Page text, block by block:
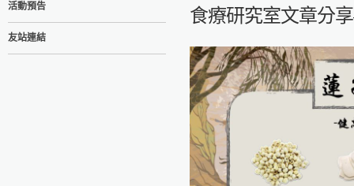
活動預告
友站連結
https://fo93316.wixsite.com/
台大食品與生物分子研究中心
http://rcfb.bioagri.ntu.edu.tw/
https://reurl.cc/x6Z7zN
國家食品安全教育暨研究中心
https://www.ncfser.ntu.edu.tw/
食療研究室文章分